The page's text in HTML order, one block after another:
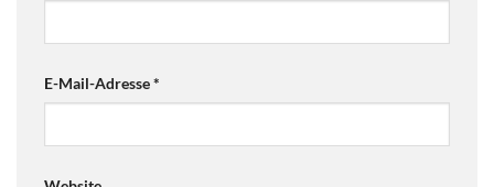
E-Mail-Adresse*